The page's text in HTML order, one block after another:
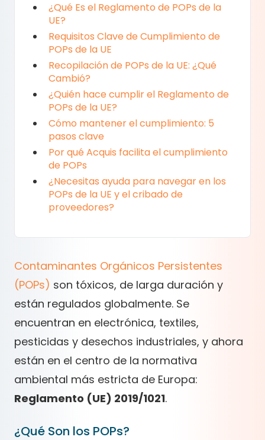
¿Qué Es el Reglamento de POPs de la
UE?
Requisitos Clave de Cumplimiento de
POPs de la UE
Recopilación de POPs de la UE: ¿Qué
Cambió?
¿Quién hace cumplir el Reglamento de
POPs de la UE?
Cómo mantener el cumplimiento: 5
pasos clave
Por qué Acquis facilita el cumplimiento
de POPs
¿Necesitas ayuda para navegar en los
POPs de la UE y el cribado de
proveedores?
Contaminantes Orgánicos Persistentes
(POPs) son tóxicos, de larga duración y
están regulados globalmente. Se
encuentran en electrónica, textiles,
pesticidas y desechos industriales, y ahora
están en el centro de la normativa
ambiental más estricta de Europa:
Reglamento (UE) 2019/1021.
¿Qué Son los POPs?